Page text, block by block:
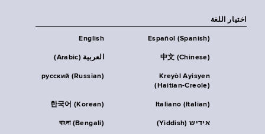
اختيار اللغة
English Español (Spanish)
العربية (Arabic) 中文 (Chinese)
русский (Russian)
Kreyòl Ayisyen
(Haitian-Creole)
한국어 (Korean) Italiano (Italian)
বাংলা (Bengali) אידיש (Yiddish)